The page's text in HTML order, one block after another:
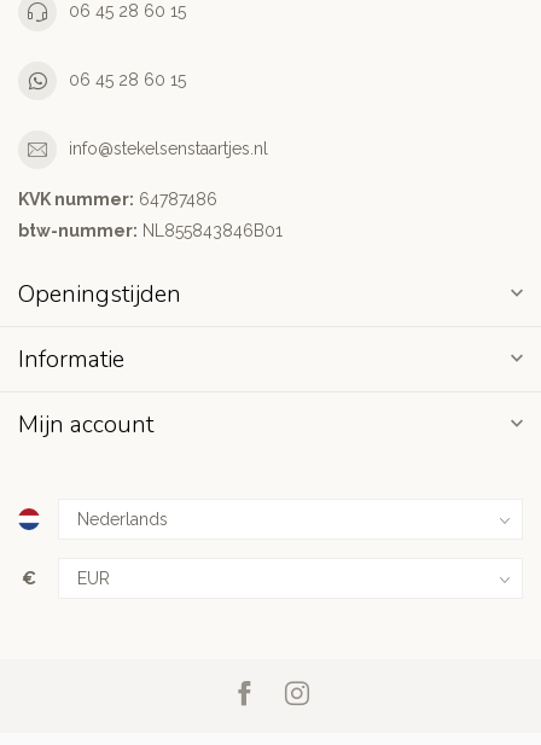
06 45 28 60 15
06 45 28 60 15
info@stekelsenstaartjes.nl
KVK nummer: 64787486
btw-nummer: NL855843846B01
Openingstijden
Informatie
Mijn account
€